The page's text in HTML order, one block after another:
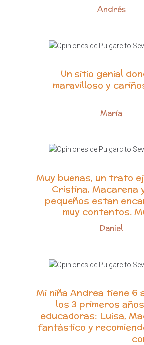
Andrés
Un sitio genial
maravilloso y
María
Muy buenas, un trato
Cristina, Macarena
pequeños estan
muy contentos.
Daniel
Mi niña Andrea tiene 6
los 3 primeros
educadoras: Luisa,
fantástico y